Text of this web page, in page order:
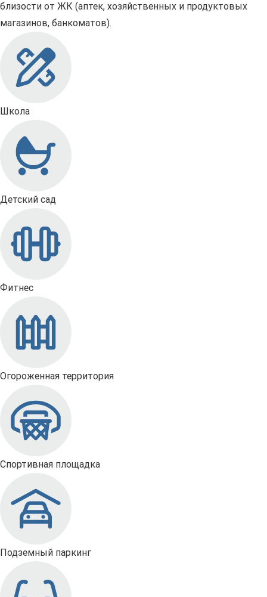
близости от ЖК (аптек, хозяйственных и продуктовых
магазинов, банкоматов).
Школа
Детский сад
Фитнес
Огороженная территория
Спортивная площадка
Подземный паркинг